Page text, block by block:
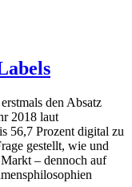
den Absatz
2018 laut
56,7 Prozent digital zu
gestellt, wie und
– dennoch auf